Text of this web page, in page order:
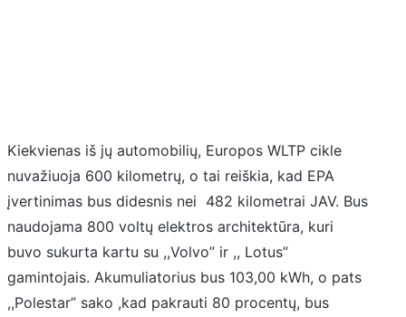
Kiekvienas iš jų automobilių, Europos WLTP cikle
nuvažiuoja 600 kilometrų, o tai reiškia, kad EPA
įvertinimas bus didesnis nei 482 kilometrai JAV. Bus
naudojama 800 voltų elektros architektūra, kuri
buvo sukurta kartu su ,,Volvo” ir ,, Lotus”
gamintojais. Akumuliatorius bus 103,00 kWh, o pats
,,Polestar” sako ,kad pakrauti 80 procentų, bus